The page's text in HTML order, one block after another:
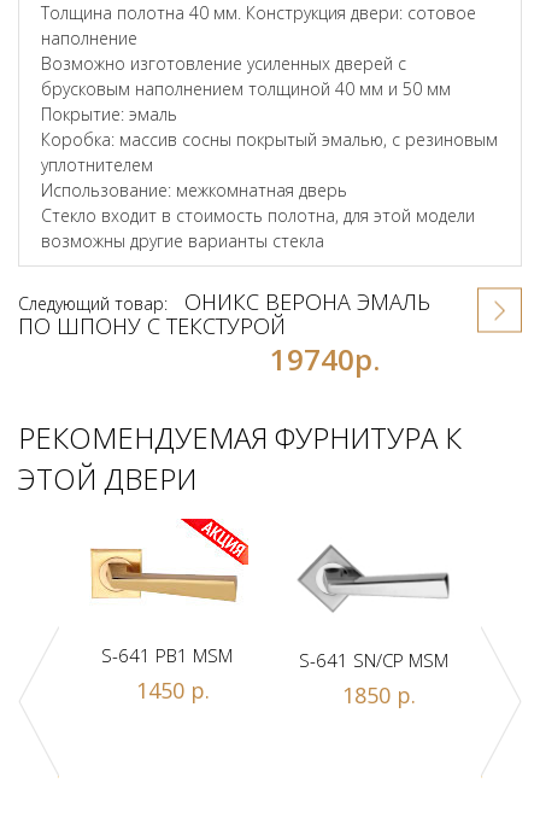
Толщина полотна 40 мм. Конструкция двери: сотовое
наполнение
Возможно изготовление усиленных дверей с
брусковым наполнением толщиной 40 мм и 50 мм
Покрытие: эмаль
Коробка: массив сосны покрытый эмалью, с резиновым
уплотнителем
Использование: межкомнатная дверь
Стекло входит в стоимость полотна, для этой модели
возможны другие варианты стекла
Следующий товар:
ОНИКС ВЕРОНА ЭМАЛЬ
ПО ШПОНУ С ТЕКСТУРОЙ
19740р.
РЕКОМЕНДУЕМАЯ ФУРНИТУРА К
ЭТОЙ ДВЕРИ
A
S-641 PB1 MSM
1450 р.
S-641 SN/CP MSM
1850 р.